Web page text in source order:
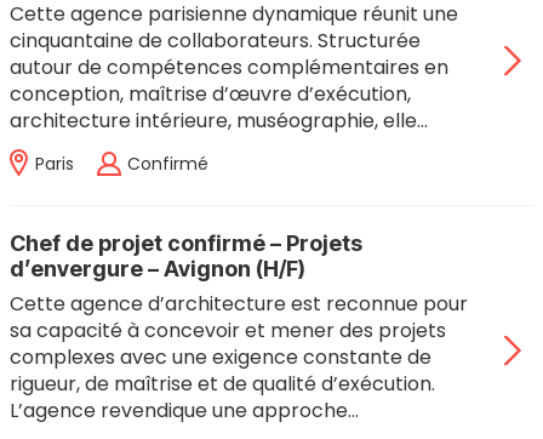
Cette agence parisienne dynamique réunit une
cinquantaine de collaborateurs. Structurée
autour de compétences complémentaires en
conception, maîtrise d’œuvre d’exécution,
architecture intérieure, muséographie, elle…
Paris Confirmé
Chef de projet confirmé – Projets
d’envergure – Avignon (H/F)
Cette agence d’architecture est reconnue pour
sa capacité à concevoir et mener des projets
complexes avec une exigence constante de
rigueur, de maîtrise et de qualité d’exécution.
L’agence revendique une approche…